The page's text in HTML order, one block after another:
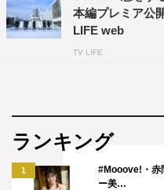
STU48 6thシングル「独り
VIDEO
本編プレミア公
LIFE web
TV LIFE
ランキング
1
#Mooove!・赤
ー美…